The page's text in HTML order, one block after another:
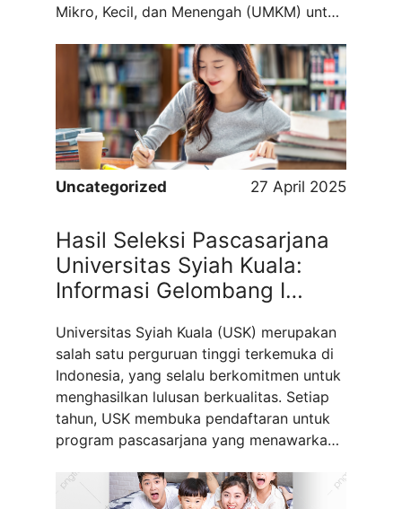
Mikro, Kecil, dan Menengah (UMKM) untuk
perhatian konsumen. Untuk itu, berikut
adalah beberapa strategi yang dapat
diterapkan untuk memperkuat ...Read
more
Uncategorized 27 April 2025
Hasil Seleksi Pascasarjana
Universitas Syiah Kuala:
Informasi Gelombang I
Universitas Syiah Kuala (USK) merupakan
salah satu perguruan tinggi terkemuka di
Indonesia, yang selalu berkomitmen untuk
menghasilkan lulusan berkualitas. Setiap
tahun, USK membuka pendaftaran untuk
program pascasarjana yang menawarkan
mahasiswa yang ingin melanjutkan
pendidikan mereka. Dalam rangka